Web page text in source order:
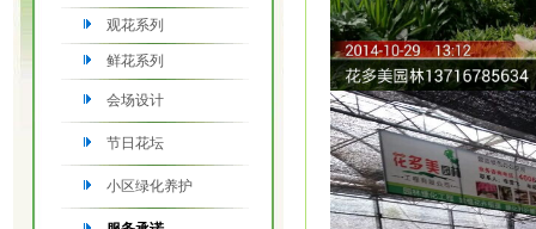
观花系列
鲜花系列
会场设计
节日花坛
小区绿化养护